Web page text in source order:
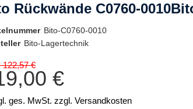
Rückwände C0760-
Bito-C0760-0010
Bito-Lagertechnik
122,57 €
€
ges. MwSt. zzgl. Versandkosten